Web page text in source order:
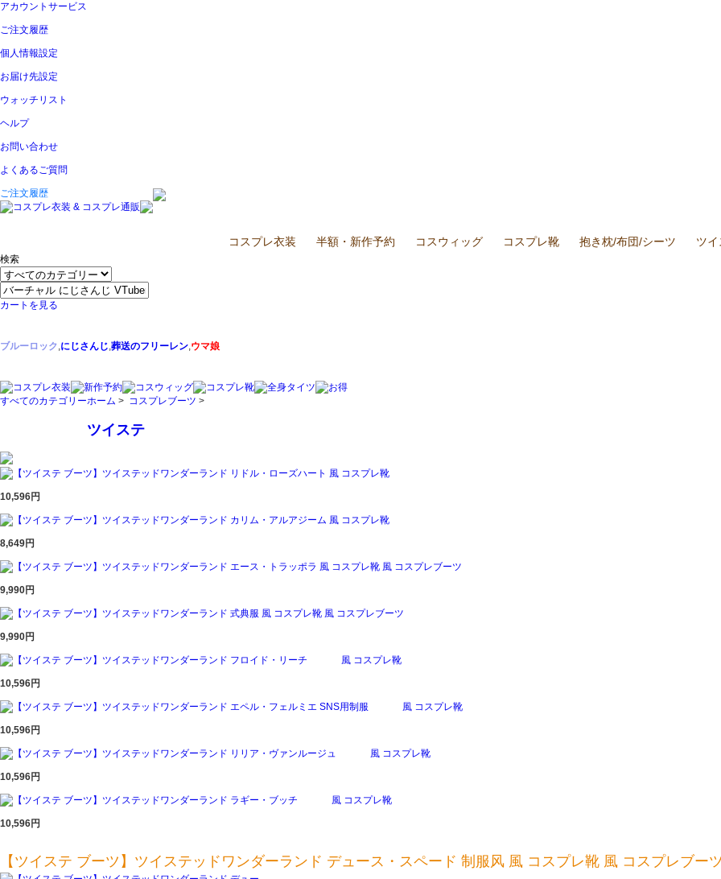
アカウントサービス
ご注文履歴
個人情報設定
お届け先設定
ウォッチリスト
ヘルプ
お問い合わせ
よくあるご質問
ご注文履歴
コスプレ衣装 半額・新作予約 コスウィッグ コスプレ靴 抱き枕/布団/シーツ ツ
検索
カートを見る
ブルーロック,にじさんじ,葬送のフリーレン,ウマ娘
すべてのカテゴリーホーム > コスプレブーツ >
ツイステ
10,596円
8,649円
9,990円
9,990円
10,596円
10,596円
10,596円
10,596円
【ツイステ ブーツ】ツイステッドワンダーランド デュース・スペード 制服风 風 コスプレ靴 風 コスプレブー